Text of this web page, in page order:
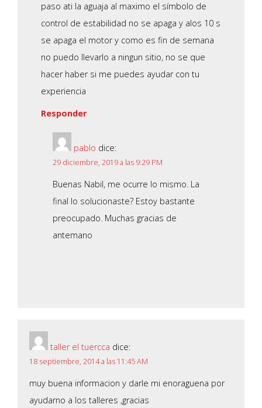
paso ati la aguaja al maximo el símbolo de
control de estabilidad no se apaga y alos 10 s
se apaga el motor y como es fin de semana
no puedo llevarlo a ningun sitio, no se que
hacer haber si me puedes ayudar con tu
experiencia
Responder
pablo dice:
29 diciembre, 2019 a las 9:29 PM
Buenas Nabil, me ocurre lo mismo. La
final lo solucionaste? Estoy bastante
preocupado. Muchas gracias de
antemano
taller el tuercca dice:
18 septiembre, 2014 a las 11:45 AM
muy buena informacion y darle mi enoraguena por
ayudarno a los talleres ,gracias